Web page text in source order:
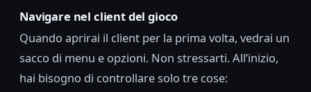
Navigare nel client del gioco
Quando aprirai il client per la prima volta, vedrai un
sacco di menu e opzioni. Non stressarti. All’inizio,
hai bisogno di controllare solo tre cose: